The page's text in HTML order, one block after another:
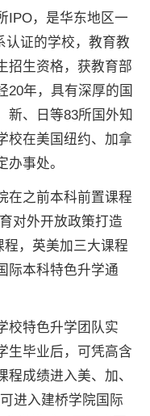
，是华东地区一
认证的学校，教育教
招生资格，获教育部
20年，具有深厚的国
新、日等83所国外知
校在美国纽约、加拿
事处。
之前本科前置课程
对外开放政策打造
，英美加三大课程
际本科特色升学通
特色升学团队实
生毕业后，可凭高含
成绩进入美、加、
进入建桥学院国际